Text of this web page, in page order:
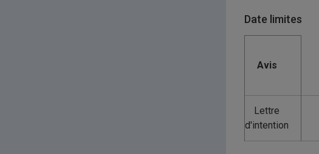
Date limites
Avis
Lettre
d'intention